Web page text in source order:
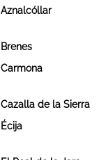
Aznalcóllar
Brenes
Carmona
Cazalla de la Sierra
Écija